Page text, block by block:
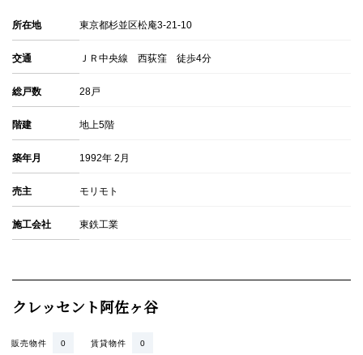
所在地 東京都杉並区松庵3-21-10
交通 ＪＲ中央線 西荻窪 徒歩4分
総戸数 28戸
階建 地上5階
築年月 1992年 2月
売主 モリモト
施工会社 東鉄工業
クレッセント阿佐ヶ谷
賃貸物件 0
販売物件 0